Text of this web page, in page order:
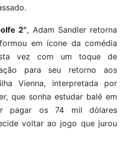
2”, Adam Sandler retorna
em ícone da comédia
vez com um toque de
para seu retorno aos
Vienna, interpretada por
que sonha estudar balé em
pagar os 74 mil dólares
voltar ao jogo que jurou